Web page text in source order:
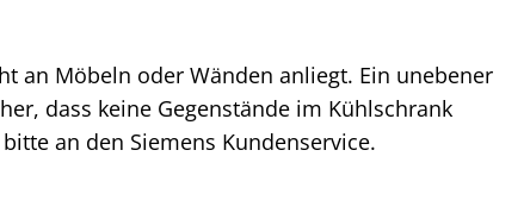
an Möbeln oder Wänden anliegt. Ein unebener
dass keine Gegenstände im Kühlschrank
an den Siemens Kundenservice.